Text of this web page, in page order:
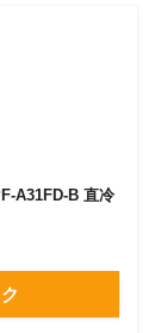
A31FD-B 直冷